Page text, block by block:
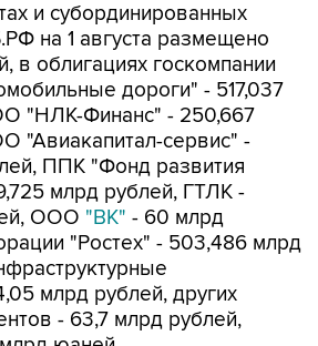
и субординированных
на 1 августа размещено
в облигациях госкомпании
дороги" - 517,037
"НЛК-Финанс" - 250,667
"Авиакапитал-сервис" -
ППК "Фонд развития
млрд рублей, ГТЛК -
ООО "ВК" - 60 млрд
"Ростех" - 503,486 млрд
млрд рублей, других
- 63,7 млрд рублей,